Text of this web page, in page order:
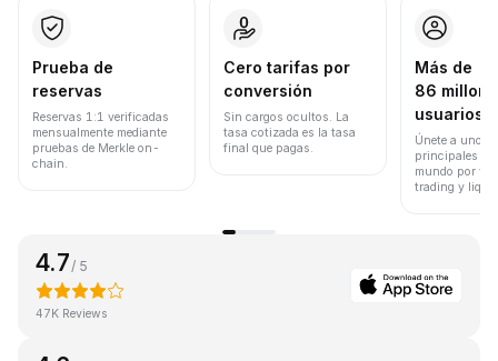
Prueba de
reservas
Reservas 1:1 verificadas
mensualmente mediante
pruebas de Merkle on-
chain.
Cero tarifas por
conversión
Sin cargos ocultos. La
tasa cotizada es la tasa
final que pagas.
Más de
86
usuarios
Únete a uno
principales
mundo por
trading y
4.7 / 5
47K Reviews